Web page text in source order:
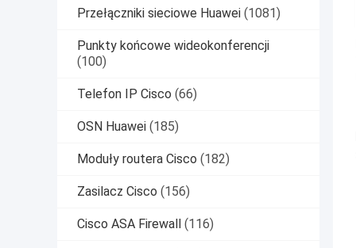
Przełączniki sieciowe Huawei (1081)
Punkty końcowe wideokonferencji
(100)
Telefon IP Cisco (66)
OSN Huawei (185)
Moduły routera Cisco (182)
Zasilacz Cisco (156)
Cisco ASA Firewall (116)